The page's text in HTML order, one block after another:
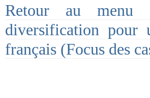
Retour au
diversification pour
français (Focus des